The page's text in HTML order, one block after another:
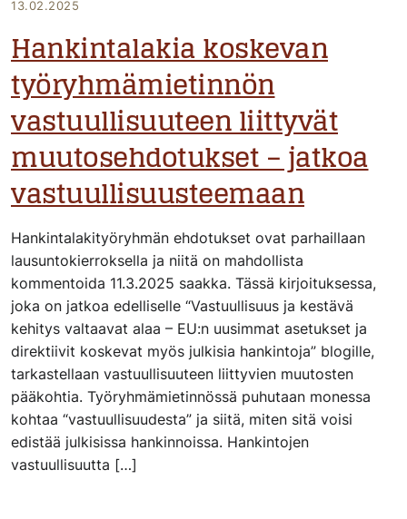
13.02.2025
Hankintalakia koskevan
työryhmämietinnön
vastuullisuuteen liittyvät
muutosehdotukset – jatkoa
vastuullisuusteemaan
Hankintalakityöryhmän ehdotukset ovat parhaillaan
lausuntokierroksella ja niitä on mahdollista
kommentoida 11.3.2025 saakka. Tässä kirjoituksessa,
joka on jatkoa edelliselle “Vastuullisuus ja kestävä
kehitys valtaavat alaa – EU:n uusimmat asetukset ja
direktiivit koskevat myös julkisia hankintoja” blogille,
tarkastellaan vastuullisuuteen liittyvien muutosten
pääkohtia. Työryhmämietinnössä puhutaan monessa
kohtaa “vastuullisuudesta” ja siitä, miten sitä voisi
edistää julkisissa hankinnoissa. Hankintojen
vastuullisuutta […]